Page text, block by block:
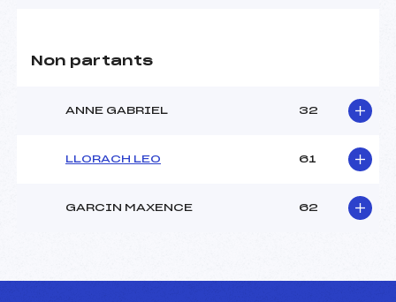
Non partants
ANNE GABRIEL 32
LLORACH LEO 61
GARCIN MAXENCE 62